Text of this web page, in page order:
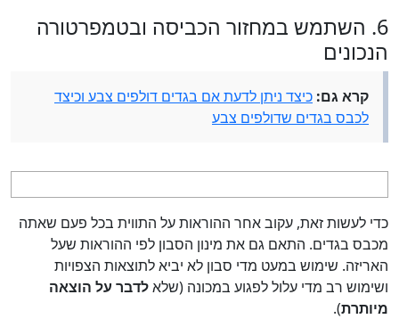
6. השתמש במחזור הכביסה ובטמפרטורה
הנכונים
קרא גם: כיצד ניתן לדעת אם בגדים דולפים צבע וכיצד
לכבס בגדים שדולפים צבע
כדי לעשות זאת, עקוב אחר ההוראות על התווית בכל פעם שאתה
מכבס בגדים. התאם גם את מינון הסבון לפי ההוראות שעל
האריזה. שימוש במעט מדי סבון לא יביא לתוצאות הצפויות
ושימוש רב מדי עלול לפגוע במכונה (שלאלדבר על הוצאה
מיותרת).